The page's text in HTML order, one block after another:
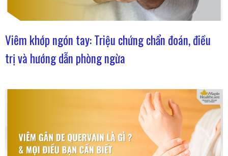
Viêm khớp ngón tay: Triệu chứng chẩn đoán, điều
trị và hướng dẫn phòng ngừa